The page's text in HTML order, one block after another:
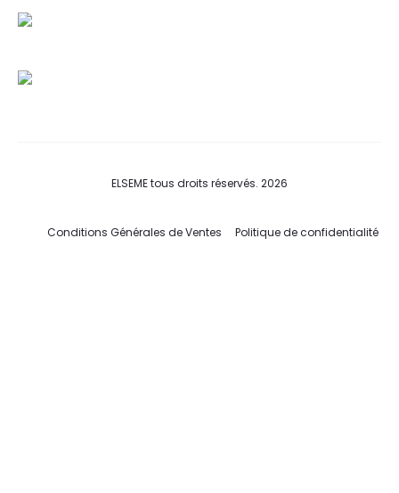
ELSEME tous droits réservés. 2026
Conditions Générales de Ventes Politique de confidentialité